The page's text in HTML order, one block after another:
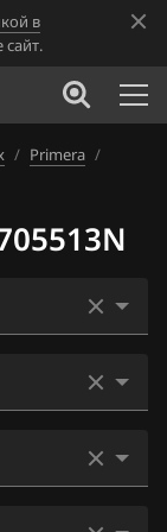
в
сайт.
/ Primera /